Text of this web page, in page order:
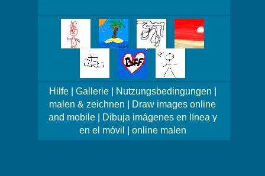
Bilder!
Hilfe| Gallerie| Nutzungsbedingungen
malen & zeichnen
Draw images online
and mobile|
Dibuja imágenes en línea y
en el móvil
online malen